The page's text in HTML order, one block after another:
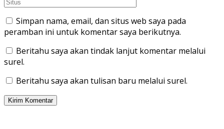
Simpan nama, email, dan situs web saya pada
peramban ini untuk komentar saya berikutnya.
Beritahu saya akan tindak lanjut komentar melalui
surel.
Beritahu saya akan tulisan baru melalui surel.